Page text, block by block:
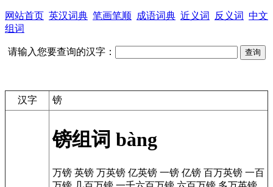
网站首页 英汉词典 笔画笔顺 成语词典 近义词 反义词 中文
组词
请输入您要查询的汉字：
汉字 镑
镑组词 bàng
万镑 英镑 万英镑 亿英镑 一镑 亿镑 百万英镑 一百